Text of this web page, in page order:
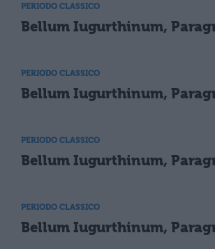
PERIODO CLASSICO
Bellum Iugurthinum,
PERIODO CLASSICO
Bellum Iugurthinum,
PERIODO CLASSICO
Bellum Iugurthinum,
PERIODO CLASSICO
Bellum Iugurthinum,